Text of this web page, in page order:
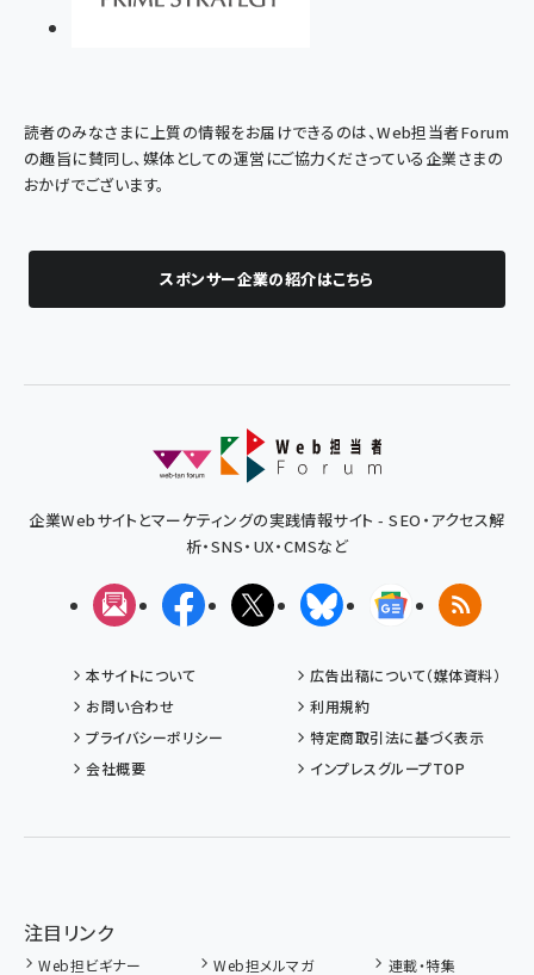
読者のみなさまに上質の情報をお届けできるのは、Web担当者Forum
の趣旨に賛同し、媒体としての運営にご協力くださっている企業さまの
おかげでございます。
スポンサー企業の紹介はこちら
企業Webサイトとマーケティングの実践情報サイト - SEO・アクセス解
析・SNS・UX・CMSなど
メルマガFacebookX(エックス)BlueskyGoogleニュ
RSS
本サイトについて
広告出稿について（媒体資料）
お問い合わせ
利用規約
プライバシーポリシー
特定商取引法に基づく表示
会社概要
インプレスグループTOP
注目リンク
Web担ビギナー Web担メルマガ
連載・特集